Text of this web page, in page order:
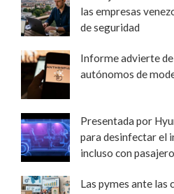
las empresas
de seguridad
Informe advierte
autónomos de
Presentada por
para desinfectar el
incluso con
Las pymes ante las